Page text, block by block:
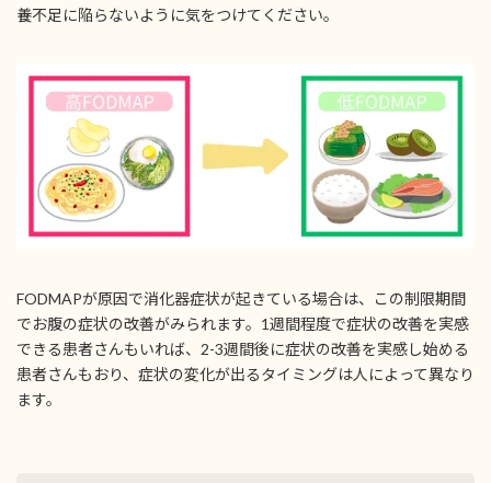
養不足に陥らないように気をつけてください。
FODMAPが原因で消化器症状が起きている場合は、この制限期間
でお腹の症状の改善がみられます。1週間程度で症状の改善を実感
できる患者さんもいれば、2-3週間後に症状の改善を実感し始める
患者さんもおり、症状の変化が出るタイミングは人によって異なり
ます。